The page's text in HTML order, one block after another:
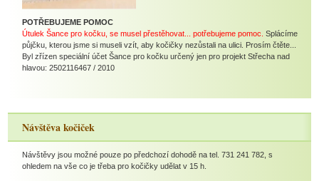
POTŘEBUJEME POMOC
Útulek Šance pro kočku, se musel přestěhovat... potřebujeme pomoc. Splácíme
půjčku, kterou jsme si museli vzít, aby kočičky nezůstali na ulici. Prosím čtěte...
Byl zřízen speciální účet Šance pro kočku určený jen pro projekt Střecha nad
hlavou: 2502116467 / 2010
Návštěva kočiček
Návštěvy jsou možné pouze po předchozí dohodě na tel. 731 241 782, s
ohledem na vše co je třeba pro kočičky udělat v 15 h.